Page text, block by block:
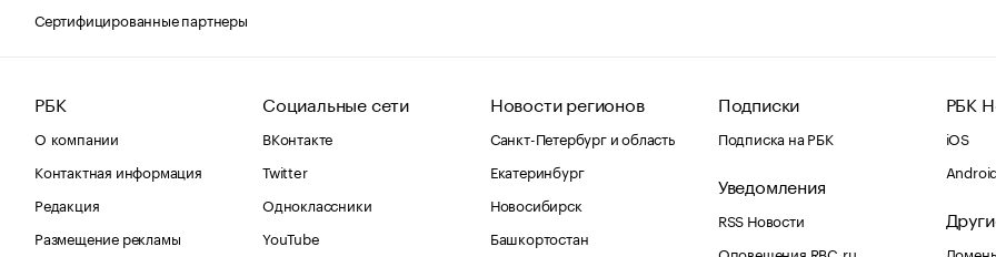
Сертифицированные партнеры
РБК
О компании
Контактная информация
Редакция
Размещение рекламы
Социальные сети
ВКонтакте
Twitter
Одноклассники
YouTube
Новости регионов
Санкт-Петербург и область
Екатеринбург
Новосибирск
Башкортостан
Подписки
Подписка на РБК
Уведомления
RSS Новости
Оповещения RBC.ru
РБК
iOS